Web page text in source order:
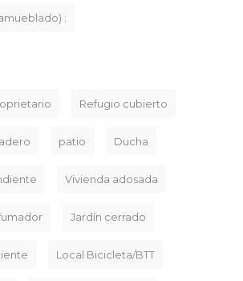
:
Refugio cubierto
patio Ducha
Vivienda adosada
Jardín cerrado
Local Bicicleta/BTT